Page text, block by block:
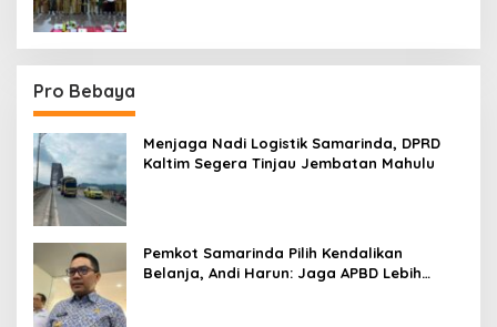
Pro Bebaya
Menjaga Nadi Logistik Samarinda, DPRD
Kaltim Segera Tinjau Jembatan Mahulu
Pemkot Samarinda Pilih Kendalikan
Belanja, Andi Harun: Jaga APBD Lebih